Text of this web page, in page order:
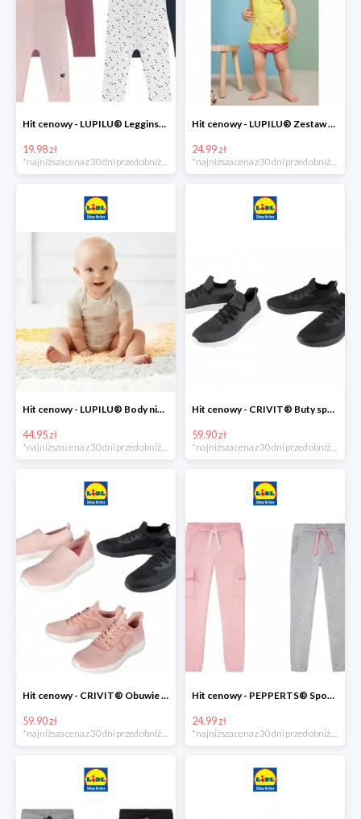
Hit cenowy - LUPILU® Legginsy niemowlęce z biobawełną, 2 pary
19.98 zł
Hit cenowy - LUPILU® Zestaw dziecięcy z biobawełny (body + koszulka + spodenki), 1 komplet
24.99 zł
Hit cenowy - LUPILU® Body niemowlęce z biobawełny, z krótkim rękawem, 5 sztuk
44.95 zł
*najniższa cena z 30 dni przed obniżką
Hit cenowy - CRIVIT® Buty sportowe chłopięce WellWalk, 1 para
59.90 zł
*najniższa cena z 30 dni przed obniżką
Hit cenowy - CRIVIT® Obuwie dziewczęce sportowe i na co dzień, 1 para
59.90 zł
Hit cenowy - PEPPERTS® Spodnie dresowe dziewczęce, 1 para
24.99 zł